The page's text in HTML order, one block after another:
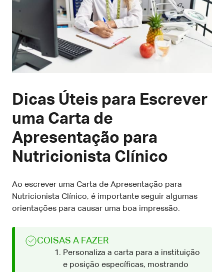
Dicas Úteis para Escrever
uma Carta de
Apresentação para
Nutricionista Clínico
Ao escrever uma Carta de Apresentação para
Nutricionista Clínico, é importante seguir algumas
orientações para causar uma boa impressão.
COISAS A FAZER
Personaliza a carta para a instituição
e posição específicas, mostrando